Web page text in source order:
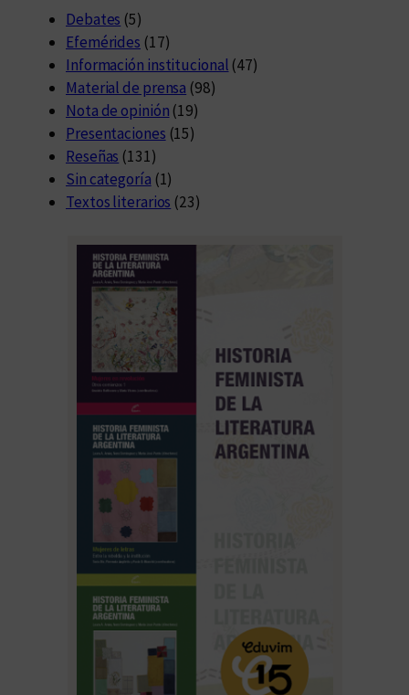
Debates (5)
Efemérides (17)
Información institucional (47)
Material de prensa (98)
Nota de opinión (19)
Presentaciones (15)
Reseñas (131)
Sin categoría (1)
Textos literarios (23)